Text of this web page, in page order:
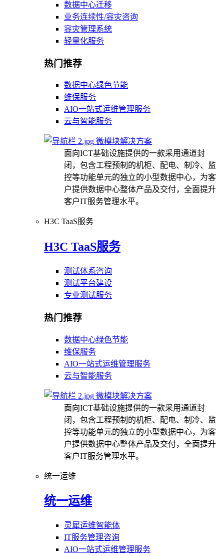
数据中心迁移
业务连续性/容灾咨询
容灾管理系统
轻量化服务
热门推荐
数据中心绿色节能
维保服务
AIO一站式运维管理服务
云与智能服务
微模块解决方案
面向ICT基础设施提供的一款采用通道封
闭，包含工程预制的机柜、配电、制冷、监
控等功能单元的独立的小型数据中心，为客
户提供数据中心整体产品及交付，全面提升
客户IT服务管理水平。
H3C TaaS服务
H3C TaaS服务
测试体系咨询
测试平台建设
专业测试服务
热门推荐
数据中心绿色节能
维保服务
AIO一站式运维管理服务
云与智能服务
微模块解决方案
面向ICT基础设施提供的一款采用通道封
闭，包含工程预制的机柜、配电、制冷、监
控等功能单元的独立的小型数据中心，为客
户提供数据中心整体产品及交付，全面提升
客户IT服务管理水平。
统一运维
统一运维
灵犀运维智能体
IT服务管理咨询
AIO一站式运维管理服务